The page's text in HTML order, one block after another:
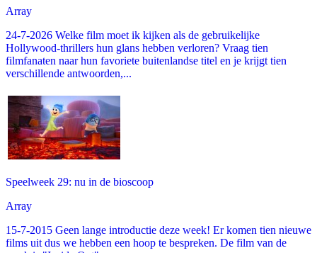
Array
24-7-2026 Welke film moet ik kijken als de gebruikelijke
Hollywood-thrillers hun glans hebben verloren? Vraag tien
filmfanaten naar hun favoriete buitenlandse titel en je krijgt tien
verschillende antwoorden,...
Speelweek 29: nu in de bioscoop
Array
15-7-2015 Geen lange introductie deze week! Er komen tien nieuwe
films uit dus we hebben een hoop te bespreken. De film van de